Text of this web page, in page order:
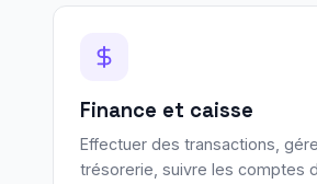
Finance et caisse
Effectuer des transactions,
trésorerie, suivre les comptes